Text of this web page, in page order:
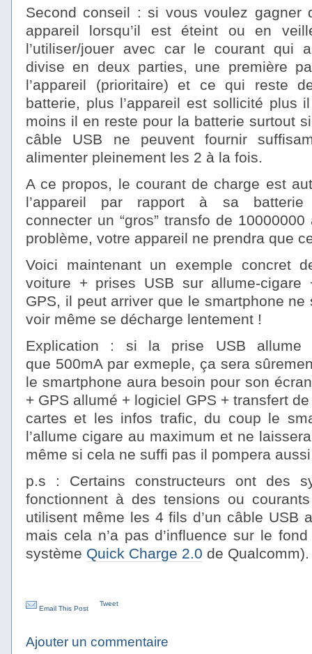
Second conseil : si vous voulez gagner
appareil lorsqu’il est éteint ou en
l’utiliser/jouer avec car le courant qui
divise en deux parties, une première
l’appareil (prioritaire) et ce qui reste
batterie, plus l’appareil est sollicité plus
moins il en reste pour la batterie surtout
câble USB ne peuvent fournir
alimenter pleinement les 2 à la fois.
A ce propos, le courant de charge est
l’appareil par rapport à sa batterie
connecter un “gros” transfo de
problème, votre appareil ne prendra que
Voici maintenant un exemple concret
voiture + prises USB sur allume-cigare
GPS, il peut arriver que le smartphone
voir même se décharge lentement !
Explication : si la prise USB allume
que 500mA par exmeple, ça sera
le smartphone aura besoin pour son
+ GPS allumé + logiciel GPS + transfert
cartes et les infos trafic, du coup le
l’allume cigare au maximum et ne
même si cela ne suffi pas il pompera
p.s : Certains constructeurs ont des
fonctionnent à des tensions ou
utilisent même les 4 fils d’un câble USB
mais cela n’a pas d’influence sur le
système Quick Charge 2.0 de Qualcomm).
Email This Post
Tweet
Ajouter un commentaire